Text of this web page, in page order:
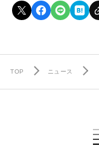
TOP ニュース